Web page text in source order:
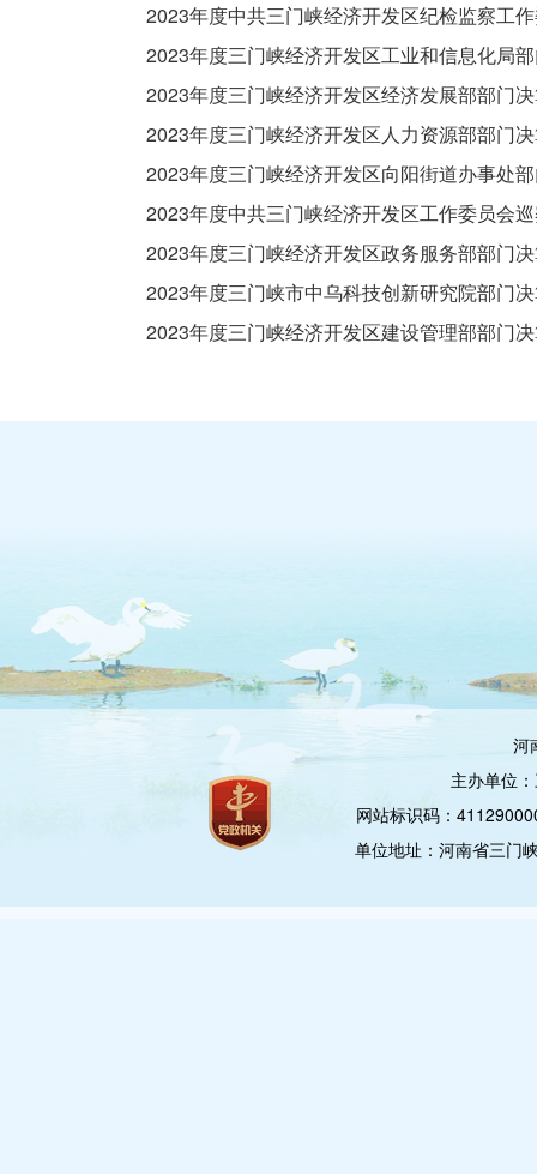
2023年度中共三门峡经济开发区纪检监察工
2023年度三门峡经济开发区工业和信息化局
2023年度三门峡经济开发区经济发展部部门
2023年度三门峡经济开发区人力资源部部门
2023年度三门峡经济开发区向阳街道办事处
2023年度中共三门峡经济开发区工作委员会
2023年度三门峡经济开发区政务服务部部门
2023年度三门峡市中乌科技创新研究院部门
2023年度三门峡经济开发区建设管理部部门
河
主办单位
网站标识码：
单位地址：河南省三